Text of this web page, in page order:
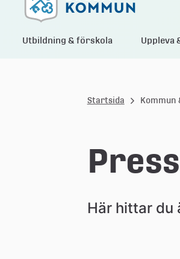
L
Utbildning & förskola Uppleva
Startsida Kommun
Här hittar du